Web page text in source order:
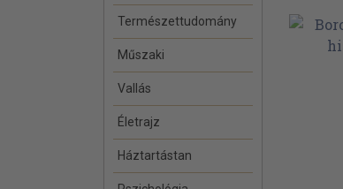
Természettudomány
Műszaki
Vallás
Életrajz
Háztartástan